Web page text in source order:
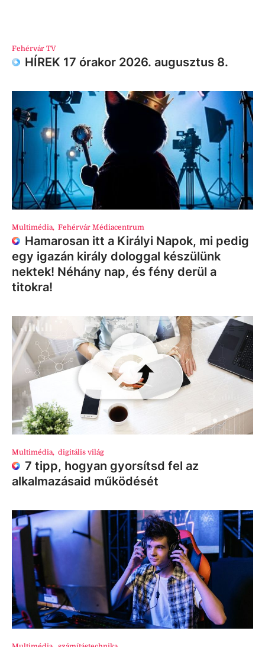
Fehérvár TV
HÍREK 17 órakor 2026. augusztus 8.
Multimédia, Fehérvár Médiacentrum
Hamarosan itt a Királyi Napok, mi pedig
egy igazán király dologgal készülünk
nektek! Néhány nap, és fény derül a
titokra!
Multimédia, digitális világ
7 tipp, hogyan gyorsítsd fel az
alkalmazásaid működését